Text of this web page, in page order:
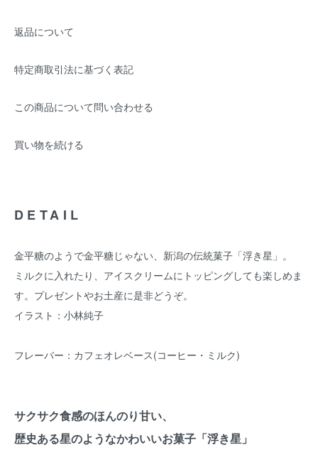
返品について
特定商取引法に基づく表記
この商品について問い合わせる
買い物を続ける
DETAIL
金平糖のようで金平糖じゃない、新潟の伝統菓子「浮き星」。
ミルクに入れたり、アイスクリームにトッピングしても楽しめま
す。プレゼントやお土産に是非どうぞ。
イラスト：小林純子
フレーバー：カフェオレベース(コーヒー・ミルク)
サクサク食感のほんのり甘い、
歴史ある星のようなかわいいお菓子「浮き星」